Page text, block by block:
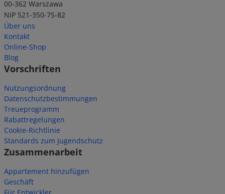
00-362 Warszawa
NIP 521-350-75-82
Über uns
Kontakt
Online-Shop
Blog
Vorschriften
Nutzungsordnung
Datenschutzbestimmungen
Treueprogramm
Rabattregelungen
Cookie-Richtlinie
Standards zum Jugendschutz
Zusammenarbeit
Appartement hinzufügen
Geschäft